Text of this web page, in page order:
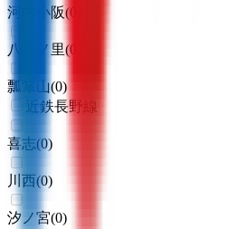
河内小阪(0
八戸ノ里(0
瓢箪山(0)
近鉄長野線
喜志(0)
川西(0)
汐ノ宮(0)